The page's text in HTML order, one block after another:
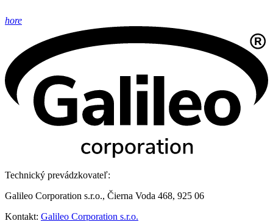
hore
Technický prevádzkovateľ:
Galileo Corporation s.r.o., Čierna Voda 468, 925 06
Kontakt: Galileo Corporation s.r.o.